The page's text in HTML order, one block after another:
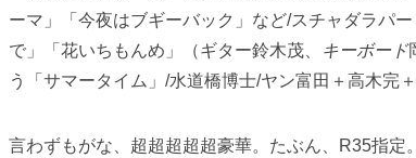
ーマ」「今夜はブギーバック」など/スチャダラパ
で」「花いちもんめ」（ギター鈴木茂、
キーボード
う「サマータイム」/水道橋博士/ヤン富田＋高木完
言わずもがな、超超超超超豪華。たぶん、R35指定。